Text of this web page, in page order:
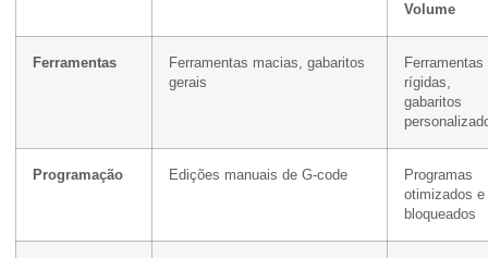
Volume
Ferramentas
Ferramentas macias, gabaritos
gerais
Ferramentas
rígidas,
gabaritos
Programação Edições manuais de G-code
Programas
otimizados e
bloqueados